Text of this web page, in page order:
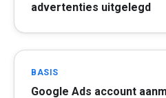
advertenties uitgelegd
BASIS
Google Ads account